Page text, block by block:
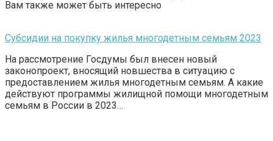
Вам также может быть интересно
Субсидии на покупку жилья многодетным семьям 2023
На рассмотрение Госдумы был внесен новый
законопроект, вносящий новшества в ситуацию с
предоставлением жилья многодетным семьям. А какие
действуют программы жилищной помощи многодетным
семьям в России в 2023…